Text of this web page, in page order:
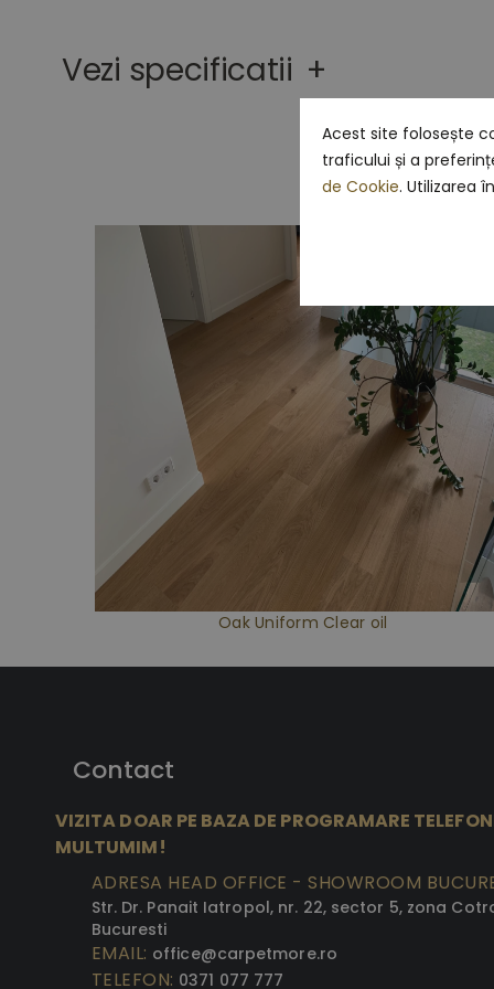
Acest site folosește
traficului și a
de Cookie. Utilizarea
of
the
Vezi specificatii +
Oak Uniform Clear oil
Contact
VIZITA DOAR PE BAZA DE PROGRAMARE
MULTUMIM!
ADRESA HEAD OFFICE - SHOWROOM
Str. Dr. Panait Iatropol, nr. 22, sector 5, zona
Bucuresti
EMAIL: office@carpetmore.ro
TELEFON: 0371 077 777